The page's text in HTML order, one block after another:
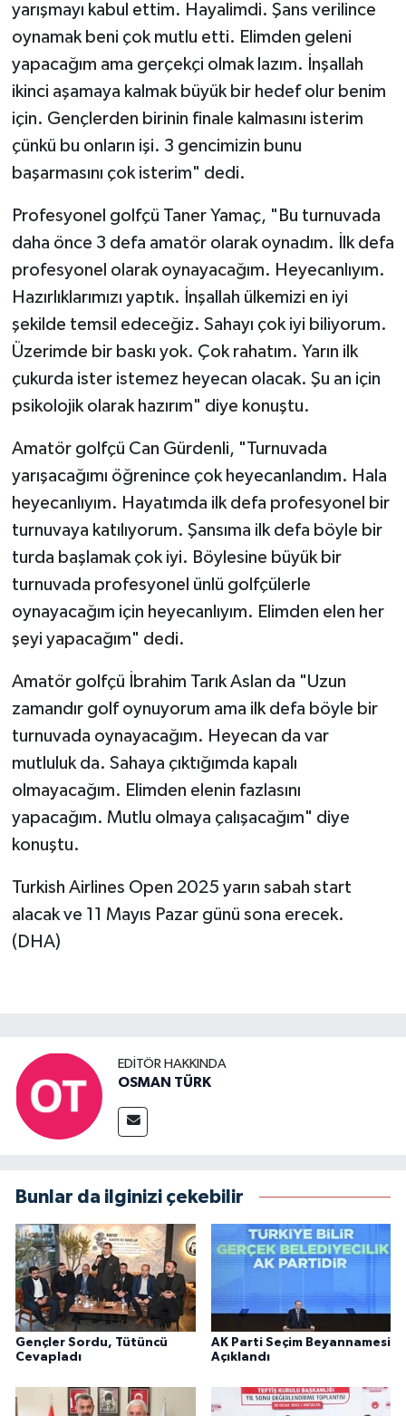
yarışmayı kabul ettim. Hayalimdi. Şans verilince
oynamak beni çok mutlu etti. Elimden geleni
yapacağım ama gerçekçi olmak lazım. İnşallah
ikinci aşamaya kalmak büyük bir hedef olur benim
için. Gençlerden birinin finale kalmasını isterim
çünkü bu onların işi. 3 gencimizin bunu
başarmasını çok isterim" dedi.
Profesyonel golfçü Taner Yamaç, "Bu turnuvada
daha önce 3 defa amatör olarak oynadım. İlk defa
profesyonel olarak oynayacağım. Heyecanlıyım.
Hazırlıklarımızı yaptık. İnşallah ülkemizi en iyi
şekilde temsil edeceğiz. Sahayı çok iyi biliyorum.
Üzerimde bir baskı yok. Çok rahatım. Yarın ilk
çukurda ister istemez heyecan olacak. Şu an için
psikolojik olarak hazırım" diye konuştu.
Amatör golfçü Can Gürdenli, "Turnuvada
yarışacağımı öğrenince çok heyecanlandım. Hala
heyecanlıyım. Hayatımda ilk defa profesyonel bir
turnuvaya katılıyorum. Şansıma ilk defa böyle bir
turda başlamak çok iyi. Böylesine büyük bir
turnuvada profesyonel ünlü golfçülerle
oynayacağım için heyecanlıyım. Elimden elen her
şeyi yapacağım" dedi.
Amatör golfçü İbrahim Tarık Aslan da "Uzun
zamandır golf oynuyorum ama ilk defa böyle bir
turnuvada oynayacağım. Heyecan da var
mutluluk da. Sahaya çıktığımda kapalı
olmayacağım. Elimden elenin fazlasını
yapacağım. Mutlu olmaya çalışacağım" diye
konuştu.
Turkish Airlines Open 2025 yarın sabah start
alacak ve 11 Mayıs Pazar günü sona erecek.
(DHA)
EDITÖR HAKKINDA
OSMAN TÜRK
Bunlar da ilginizi çekebilir
Gençler Sordu, Tütüncü
Cevapladı
AK Parti Seçim Beyannamesi
Açıklandı